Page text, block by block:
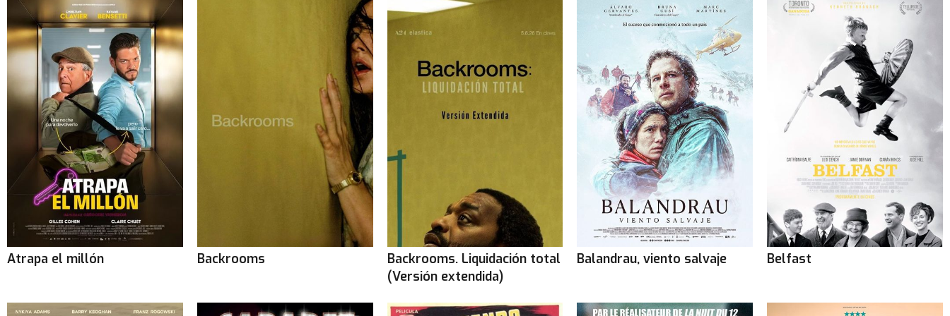
Diumenge 9 de agost: 22.15
Dilluns 10 de agost
Dimarts 11 de agost
Yelmo Cines Baricentro - Barberà del Vallès
Divendres 7 de agost: 21.30
Dissabte 8 de agost: 21.30
Diumenge 9 de agost
Dilluns 10 de agost
Dimarts 11 de agost
Multicines Eix Macià - Sabadell
Divendres 7 de agost: 22.00
Dissabte 8 de agost: 22.00
Diumenge 9 de agost: 22.00
Dilluns 10 de agost : 22.00
Dijous 13 de agost: 18.15 | 22.45
Atrapa el millón Backrooms
Backrooms. Liquidación total
(Versión extendida)
Balandrau, viento salvaje Belfast